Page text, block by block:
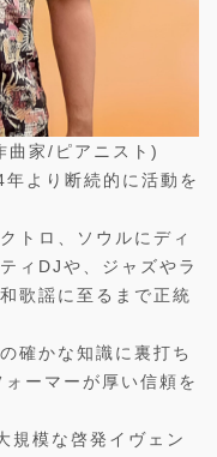
曲家/ピアニスト)
より断続的に活動を
トロ、ソウルにディ
ィDJや、ジャズやラ
歌謡に至るまで正統
確かな知識に裏打ち
ーマーが厚い信頼を
規模な啓発イヴェン